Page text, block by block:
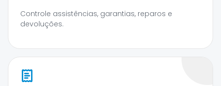
Controle assistências, garantias, reparos e
devoluções.